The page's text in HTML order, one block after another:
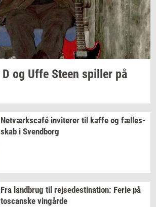
D og Uffe Steen spil­ler på
Netværkscafé in­vi­te­rer til kaffe og fæl­les­
skab i Svend­borg
Fra land­brug til rej­se­desti­na­tion: Ferie på
toscan­ske vin­går­de